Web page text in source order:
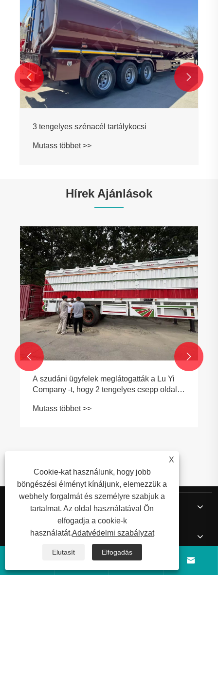
3 tengelyes szénacél tartálykocsi
Mutass többet >>
 
Hírek Ajánlások
A szudáni ügyfelek meglátogatták a Lu Yi
Company -t, hogy 2 tengelyes csepp oldalsó
Mutass többet >>
 
Rólunk
Termékek
 
X
Cookie-kat használunk, hogy jobb
böngészési élményt kínáljunk, elemezzük a
webhely forgalmát és személyre szabjuk a
tartalmat. Az oldal használatával Ön
elfogadja a cookie-k
használatát.Adatvédelmi szabályzat
Elutasít Elfogadás